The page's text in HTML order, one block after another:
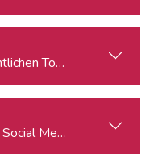
Tools – von
Media